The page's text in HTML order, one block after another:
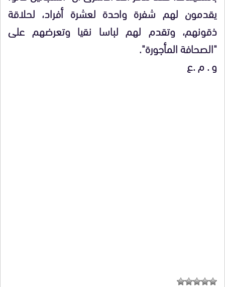
يقدمون لهم شفرة واحدة لعشرة أفراد، لحلاقة
ذقونهم، وتقدم لهم لباسا نقيا وتعرضهم على
"الصحافة المأجورة".
و . م .ع